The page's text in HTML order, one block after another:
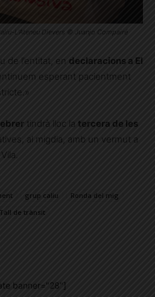
L’Ateneu Dievers © Juanjo Compairé
de l’entitat, en declaracions a El
esperant pacientment
tindrà lloc la tercera de les
al migdia, amb un vermut a
grup caliu
Ronda del mig
Tall de trànsit
banner="28"]